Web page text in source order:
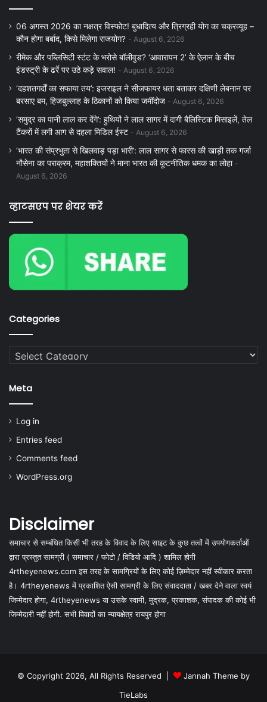
06 अगस्त 2026 का नक्षत्र विस्फोट! बुधादित्य और त्रिग्रही योग का चक्रव्यूह –
कौन होगा बर्बाद, किसे मिलेगा राजयोग?
August 6, 2026
रीमेक और पब्लिसिटी स्टंट के भरोसे बॉलीवुड? ‘आवारापन 2’ के ऐलान के बीच
इंडस्ट्री के ढर्रे पर उठे कड़े सवाल!
August 6, 2026
‘दहशतगर्दों का सफाया तय’: इजराइल ने सीजफायर धता बताकर दक्षिणी लेबनान पर
बरसाए बम, हिजबुल्लाह के ठिकानों को किया जमींदोज
August 6, 2026
‘समुद्र का पानी लाल कर देंगे’: हुथियों ने लाल सागर में दागी बैलिस्टिक मिसाइलें, तेल
टैंकरों में लगी आग से दहला मिडिल ईस्ट
August 6, 2026
‘भारत की संप्रभुता से खिलवाड़ पड़ा भारी’: लाल सागर से फारस की खाड़ी तक गर्जा
नौसेना का पराक्रम, महाशक्तियों ने माना भारत की कूटनीतिक धमक का लोहा
August 6, 2026
व्हाटसएप पर शेयर करें
Categories
Categories
Meta
Log in
Entries feed
Comments feed
WordPress.org
Disclaimer
समाचार से सम्बंधित किसी भी तरह के विवाद के लिए साइट के कुछ तत्वों में उपयोगकर्ताओं
द्वारा प्रस्तुत सामग्री ( समाचार / फोटो / विडियो आदि ) शामिल होगी
4rtheyenews.com इस तरह के सामग्रियों के लिए कोई ज़िम्मेदार नहीं स्वीकार करता
है। 4rtheyenews में प्रकाशित ऐसी सामग्री के लिए संवाददाता / खबर देने वाला स्वयं
जिम्मेदार होगा, 4rtheyenews या उसके स्वामी, मुद्रक, प्रकाशक, संपादक की कोई भी
जिम्मेदारी नहीं होगी. सभी विवादों का न्यायक्षेत्र रायपुर होगा
© Copyright 2026, All Rights Reserved |
Jannah Theme by
TieLabs